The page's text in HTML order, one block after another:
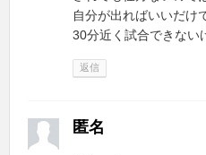
自分が出ればいいだけ
30分近く試合できない
返信
匿名